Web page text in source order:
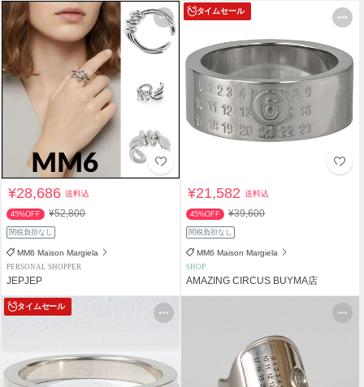
¥28,686送料込
45%OFF ¥52,800
関税負担なし
MM6 Maison Margiela
PERSONAL SHOPPER
JEPJEP
タイムセール
¥21,582送料込
45%OFF ¥39,600
関税負担なし
MM6 Maison Margiela
SHOP
AMAZING CIRCUS BUYMA店
タイムセール